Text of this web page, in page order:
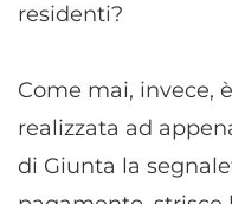
residenti?
Come mai, invece,
realizzata ad
di Giunta la